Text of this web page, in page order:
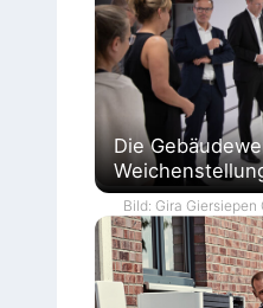
Die
Bild: Gira Giersiepen